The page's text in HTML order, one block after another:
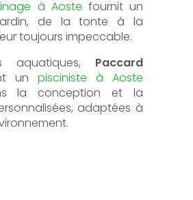
à Aoste fournit un
de la tonte à la
toujours impeccable.
aquatiques, Paccard
un pisciniste à Aoste
la conception et la
adaptées à